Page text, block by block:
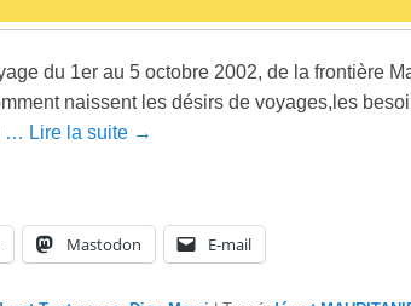
du 1er au 5 octobre 2002, de la frontière
naissent les désirs de voyages,les
… Lire la suite →
Mastodon E-mail